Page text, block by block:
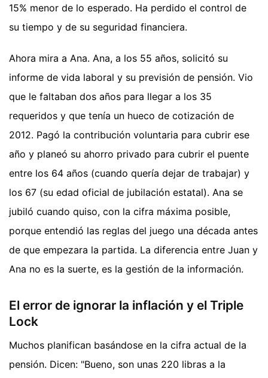
15% menor de lo esperado. Ha perdido el control de
su tiempo y de su seguridad financiera.
Ahora mira a Ana. Ana, a los 55 años, solicitó su
informe de vida laboral y su previsión de pensión. Vio
que le faltaban dos años para llegar a los 35
requeridos y que tenía un hueco de cotización de
2012. Pagó la contribución voluntaria para cubrir ese
año y planeó su ahorro privado para cubrir el puente
entre los 64 años (cuando quería dejar de trabajar) y
los 67 (su edad oficial de jubilación estatal). Ana se
jubiló cuando quiso, con la cifra máxima posible,
porque entendió las reglas del juego una década antes
de que empezara la partida. La diferencia entre Juan y
Ana no es la suerte, es la gestión de la información.
El error de ignorar la inflación y el Triple
Lock
Muchos planifican basándose en la cifra actual de la
pensión. Dicen: "Bueno, son unas 220 libras a la